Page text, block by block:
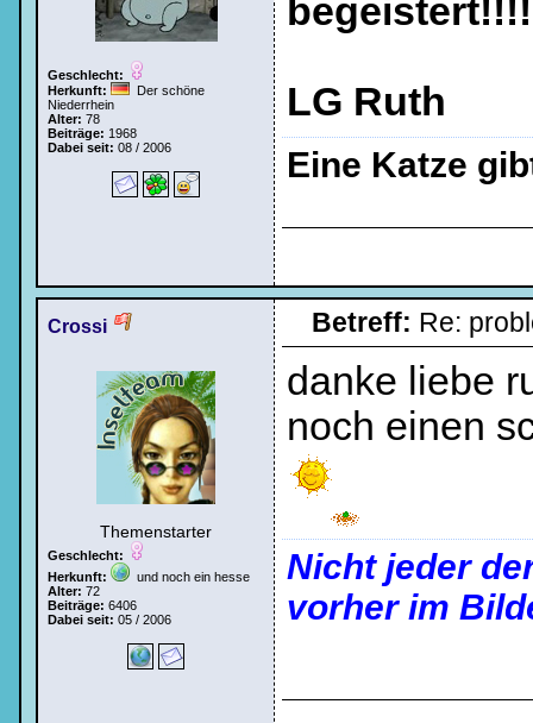
Geschlecht:
Herkunft:
Der schöne
Niederrhein
Alter: 78
Beiträge: 1968
Dabei seit: 08 / 2006
begeistert!!!!
LG Ruth
Eine Katze
Crossi
Themenstarter
Geschlecht:
Herkunft:
und noch ein hesse
Alter: 72
Beiträge: 6406
Dabei seit: 05 / 2006
Betreff: Re:
danke liebe
noch einen
Nicht jeder
vorher im